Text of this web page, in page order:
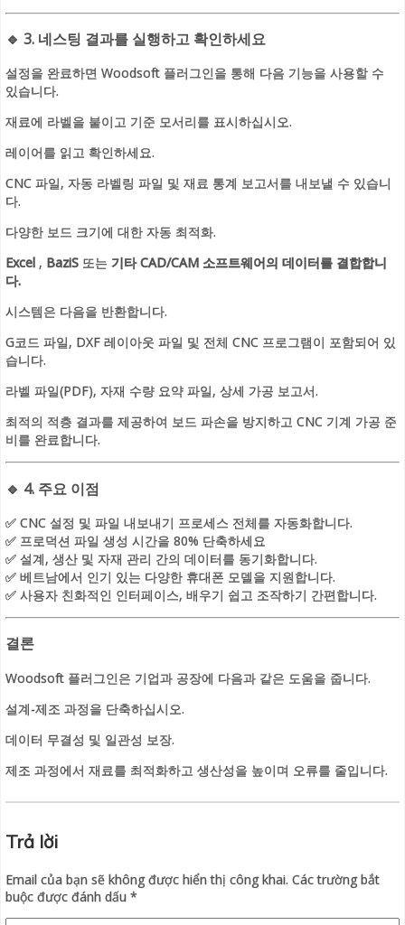
🔹 3. 네스팅 결과를 실행하고 확인하세요
설정을 완료하면 Woodsoft 플러그인을 통해 다음 기능을 사용할 수
있습니다.
재료에 라벨을 붙이고 기준 모서리를 표시하십시오.
레이어를 읽고 확인하세요.
CNC 파일, 자동 라벨링 파일 및 재료 통계 보고서를 내보낼 수 있습니
다.
다양한 보드 크기에 대한 자동 최적화.
Excel , BaziS 또는 기타 CAD/CAM 소프트웨어의 데이터를 결합합니
다.
시스템은 다음을 반환합니다.
G코드 파일, DXF 레이아웃 파일 및 전체 CNC 프로그램이 포함되어 있
습니다.
라벨 파일(PDF), 자재 수량 요약 파일, 상세 가공 보고서.
최적의 적층 결과를 제공하여 보드 파손을 방지하고 CNC 기계 가공 준
비를 완료합니다.
🔹 4. 주요 이점
✅ CNC 설정 및 파일 내보내기 프로세스 전체를 자동화합니다.
✅ 프로덕션 파일 생성 시간을 80% 단축하세요
✅ 설계, 생산 및 자재 관리 간의 데이터를 동기화합니다.
✅ 베트남에서 인기 있는 다양한 휴대폰 모델을 지원합니다.
✅ 사용자 친화적인 인터페이스, 배우기 쉽고 조작하기 간편합니다.
결론
Woodsoft 플러그인은 기업과 공장에 다음과 같은 도움을 줍니다.
설계-제조 과정을 단축하십시오.
데이터 무결성 및 일관성 보장.
제조 과정에서 재료를 최적화하고 생산성을 높이며 오류를 줄입니다.
Trả lời
Email của bạn sẽ không được hiển thị công khai. Các trường bắt
buộc được đánh dấu *